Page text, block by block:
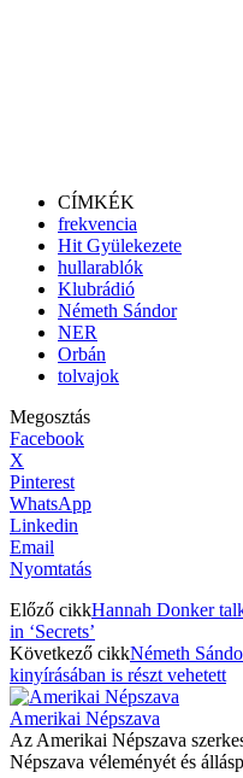
CÍMKÉK
frekvencia
Hit Gyülekezete
hullarablók
Klubrádió
Németh Sándor
NER
Orbán
tolvajok
Megosztás
Facebook
X
Pinterest
WhatsApp
Linkedin
Email
Nyomtatás
Előző cikkHannah Donker
in ‘Secrets’
Következő cikkNémeth
kinyírásában is részt vehetett
Amerikai Népszava
Az Amerikai Népszava
Népszava véleményét és